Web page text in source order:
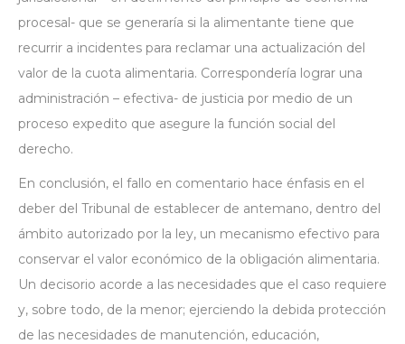
procesal- que se generaría si la alimentante tiene que
recurrir a incidentes para reclamar una actualización del
valor de la cuota alimentaria. Correspondería lograr una
administración – efectiva- de justicia por medio de un
proceso expedito que asegure la función social del
derecho.
En conclusión, el fallo en comentario hace énfasis en el
deber del Tribunal de establecer de antemano, dentro del
ámbito autorizado por la ley, un mecanismo efectivo para
conservar el valor económico de la obligación alimentaria.
Un decisorio acorde a las necesidades que el caso requiere
y, sobre todo, de la menor; ejerciendo la debida protección
de las necesidades de manutención, educación,